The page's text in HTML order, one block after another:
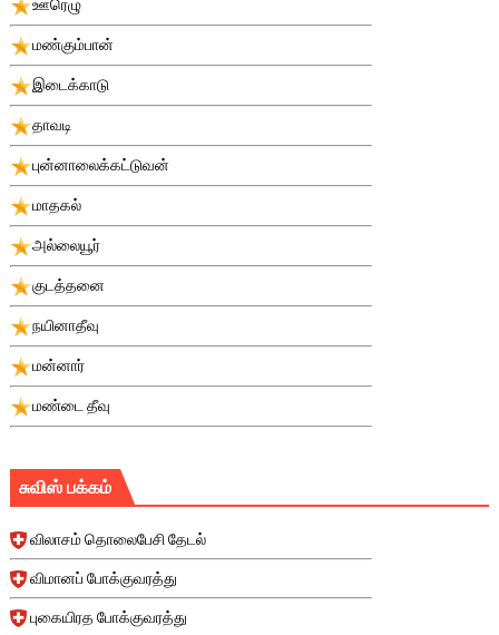
ஊரெழு
மண்கும்பான்
இடைக்காடு
தாவடி
புன்னாலைக்கட்டுவன்
மாதகல்
அல்லையூர்
குடத்தனை
நயினாதீவு
மன்னார்
மண்டை தீவு
சுவிஸ் பக்கம்
விலாசம் தொலைபேசி தேடல்
விமானப் போக்குவரத்து
புகையிரத போக்குவரத்து